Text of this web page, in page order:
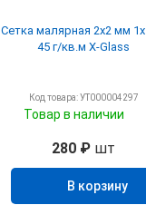
Сетка малярная 2х2 мм
45 г/кв.м X-Glass
Код товара: УТ000004297
Товар в наличии
280 ₽ шт
В корзину